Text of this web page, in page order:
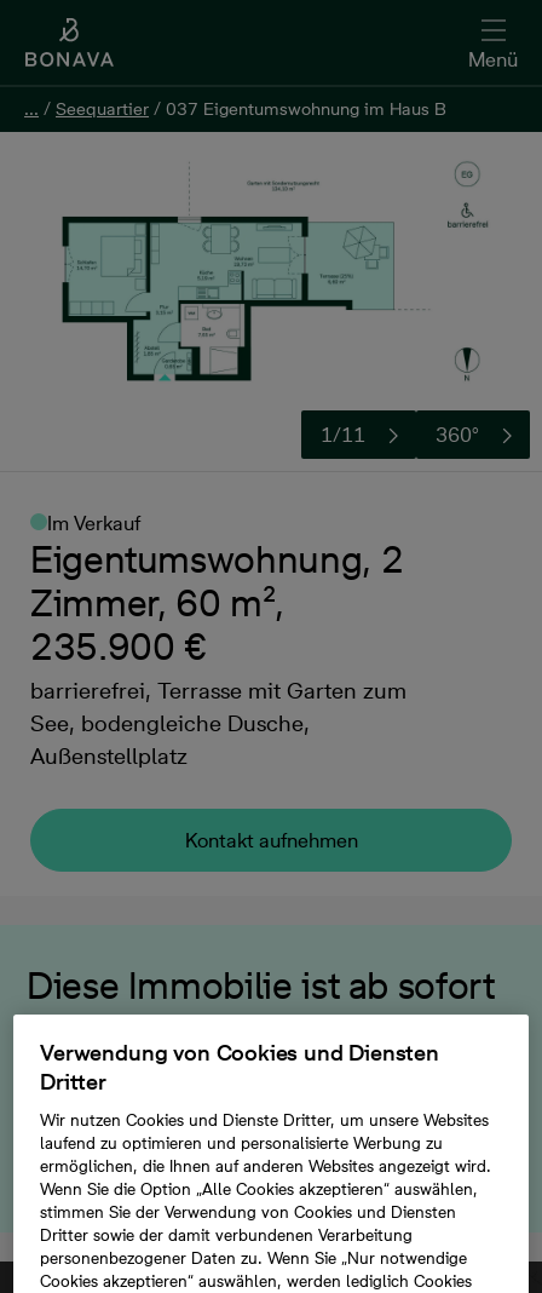
Menü
... / Seequartier / 037 Eigentumswohnung im Haus B
1/11 360°
Im Verkauf
Eigentumswohnung, 2
Zimmer, 60 m²,
235.900 €
barrierefrei, Terrasse mit Garten zum
See, bodengleiche Dusche,
Außenstellplatz
Kontakt aufnehmen
... / Seequartier / 037 Eigentumswohnung im Haus B
Kontakt aufnehmen
Diese Immobilie ist ab sofort
bezugsfertig
Ihre Vorteile: Sie können zeitnah einziehen und
ersparen sich eine mögliche finanzielle
Doppelbelastung. Vereinbaren Sie jetzt eine
Besichtigung!
Verwendung von Cookies und Diensten
Dritter
Wir nutzen Cookies und Dienste Dritter, um unsere Websites
laufend zu optimieren und personalisierte Werbung zu
ermöglichen, die Ihnen auf anderen Websites angezeigt wird.
Wenn Sie die Option „Alle Cookies akzeptieren“ auswählen,
stimmen Sie der Verwendung von Cookies und Diensten
Dritter sowie der damit verbundenen Verarbeitung
personenbezogener Daten zu. Wenn Sie „Nur notwendige
Cookies akzeptieren“ auswählen, werden lediglich Cookies